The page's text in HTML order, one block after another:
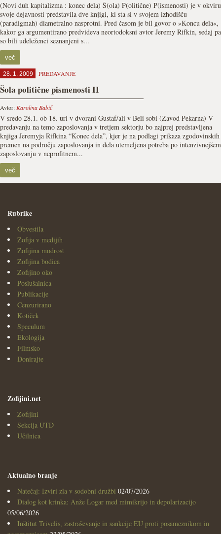
(Novi duh kapitalizma : konec dela) Š(ola) P(olitične) P(ismenosti) je v okviru
svoje dejavnosti predstavila dve knjigi, ki sta si v svojem izhodišču
(paradigmah) diametralno nasprotni. Pred časom je bil govor o »Koncu dela«,
kakor ga argumentirano predvideva neortodoksni avtor Jeremy Rifkin, sedaj pa
so bili udeleženci seznanjeni s...
več
28. 1. 2009 PREDAVANJE
Šola politične pismenosti II
Avtor: Karolina Babič
V sredo 28.1. ob 18. uri v dvorani Gustaf/ali v Beli sobi (Zavod Pekarna) V
predavanju na temo zaposlovanja v tretjem sektorju bo najprej predstavljena
knjiga Jeremyja Rifkina “Konec dela”, kjer je na podlagi prikaza zgodovinskih
premen na področju zaposlovanja in dela utemeljena potreba po intenzivnejšem
zaposlovanju v neprofitnem...
več
Rubrike
Obvestila
Zofija v medijih
Zofijina modrost
Zofijina bodica
Zofijino oko
Poslušalnica
Publikacije
Cenzurirano
Kotiček
Speculum
Ekologija
Filmsko
Donirajte
Zofijini.net
Zofijini
Sekcija UTD
Učilnica
Aktualno branje
Natečaj: Izviri zla v sodobni družbi 02/07/2026
Dialog kot krinka: Anže Logar med mimikrijo in depolarizacijo
05/06/2026
Inštitut Trivelis, zastraševanje in sankcije EU proti posameznikom in